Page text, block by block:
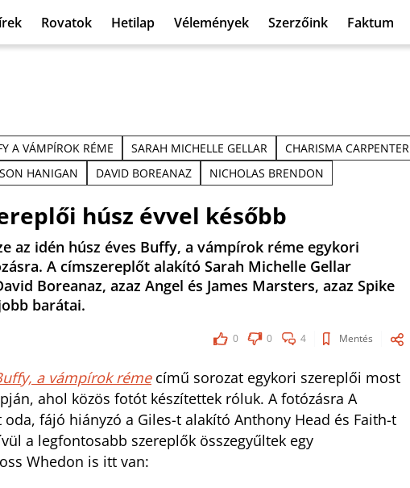
Rovatok Hetilap Vélemények Szerzőink Faktum
A VÁMPÍROK RÉME SARAH MICHELLE GELLAR CHARISMA CARPENTER
HANIGAN DAVID BOREANAZ NICHOLAS BRENDON
húsz évvel később
az idén húsz éves Buffy, a vámpírok réme egykori
A címszereplőt alakító Sarah Michelle Gellar
Boreanaz, azaz Angel és James Marsters, azaz Spike
barátai.
0 0 4 Mentés
a vámpírok rémecímű sorozat egykori szereplői most
ahol közös fotót készítettek róluk. A fotózásra A
fájó hiányzó a Giles-t alakító Anthony Head és Faith-t
a legfontosabb szereplők összegyűltek egy
Whedon is itt van: